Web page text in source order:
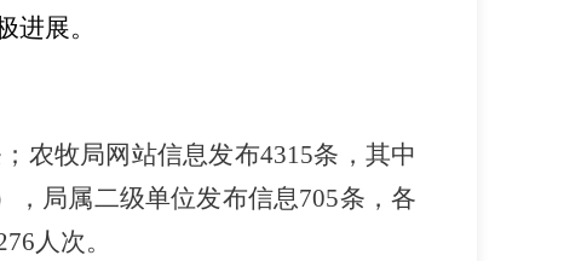
进展。
； 农牧局网站信息发布4315条，其中
，局属二级单位发布信息705条，各
人次。